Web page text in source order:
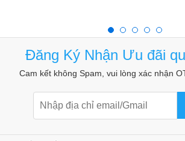
Đăng Ký Nhận Ưu đãi
Cam kết không Spam, vui lòng xác nhận